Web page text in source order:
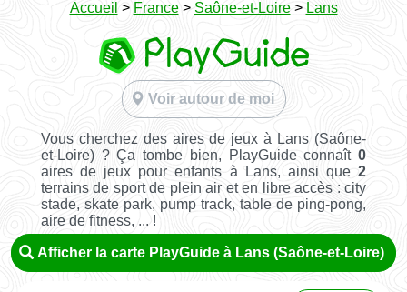
Accueil > France> Saône-et-Loire> Lans
Voir autour de moi
Vous cherchez des aires de jeux à Lans (Saône-
et-Loire) ? Ça tombe bien, PlayGuide connaît0
aires de jeux pour enfants à Lans, ainsi que2
terrains de sport de plein air et en libre accès : city
stade, skate park, pump track, table de ping-pong,
aire de fitness, ... !
Afficher la carte PlayGuide à Lans (Saône-et-Loire)